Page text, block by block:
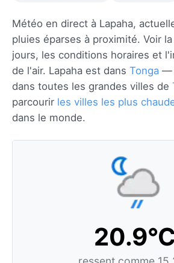
Météo en direct à Lapaha,
pluies éparses à proximité. Voir
jours, les conditions horaires et
de l'air. Lapaha est dans Tonga —
dans toutes les grandes villes de
parcourir les villes les plus
dans le monde.
20.9°C